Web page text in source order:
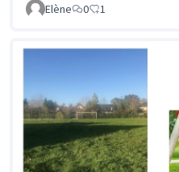
Elène
0 1